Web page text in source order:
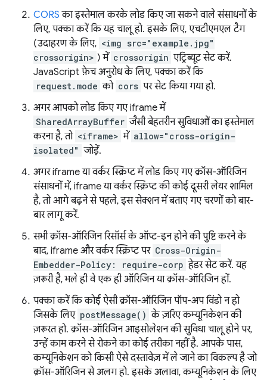
CORS का इस्तेमाल करके लोड किए जा सकने वाले संसाधनों के
लिए, पक्का करें कि यह चालू हो. इसके लिए, एचटीएमएल टैग
(उदाहरण के लिए, <img src="example.jpg"
crossorigin> ) में crossorigin एट्रिब्यूट सेट करें.
JavaScript फ़ेच अनुरोध के लिए, पक्का करें कि
request.mode को cors पर सेट किया गया हो.
अगर आपको लोड किए गए iframe में
SharedArrayBuffer जैसी बेहतरीन सुविधाओं का इस्तेमाल
करना है, तो <iframe> में allow="cross-origin-
isolated" जोड़ें.
अगर iframe या वर्कर स्क्रिप्ट में लोड किए गए क्रॉस-ऑरिजिन
संसाधनों में, iframe या वर्कर स्क्रिप्ट की कोई दूसरी लेयर शामिल
है, तो आगे बढ़ने से पहले, इस सेक्शन में बताए गए चरणों को बार-
बार लागू करें.
सभी क्रॉस-ऑरिजिन रिसॉर्स के ऑप्ट-इन होने की पुष्टि करने के
बाद, iframe और वर्कर स्क्रिप्ट पर Cross-Origin-
Embedder-Policy: require-corp हेडर सेट करें. यह
ज़रूरी है, भले ही वे एक ही ऑरिजिन या क्रॉस-ऑरिजिन हों.
पक्का करें कि कोई ऐसी क्रॉस-ऑरिजिन पॉप-अप विंडो न हो
जिसके लिए postMessage() के ज़रिए कम्यूनिकेशन की
ज़रूरत हो. क्रॉस-ऑरिजिन आइसोलेशन की सुविधा चालू होने पर,
उन्हें काम करने से रोकने का कोई तरीका नहीं है. आपके पास,
कम्यूनिकेशन को किसी ऐसे दस्तावेज़ में ले जाने का विकल्प है जो
क्रॉस-ऑरिजिन से अलग हो. इसके अलावा, कम्यूनिकेशन के लिए